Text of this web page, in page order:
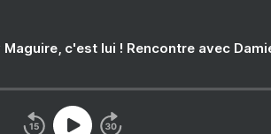
c'est lui ! Rencontre avec